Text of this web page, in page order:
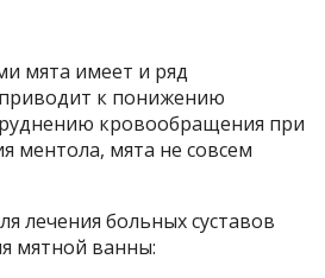
мята имеет и ряд
к понижению
кровообращения при
ментола, мята не совсем
лечения больных суставов
мятной ванны: